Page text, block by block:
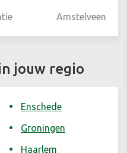
Amstelveen
jouw regio
Enschede
Groningen
Haarlem